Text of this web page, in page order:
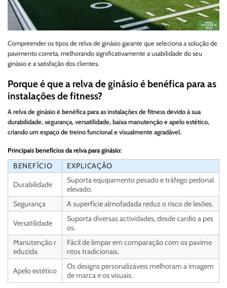
Compreender os tipos de relva de ginásio garante que seleciona a solução de
pavimento correta, melhorando significativamente a usabilidade do seu
ginásio e a satisfação dos clientes.
Porque é que a relva de ginásio é benéfica para as
instalações de fitness?
A relva de ginásio é benéfica para as instalações de fitness devido à sua
durabilidade, segurança, versatilidade, baixa manutenção e apelo estético,
criando um espaço de treino funcional e visualmente agradável.
Principais benefícios da relva para ginásio:
BENEFÍCIO EXPLICAÇÃO
Durabilidade
Suporta equipamento pesado e tráfego pedonal
elevado.
Segurança
A superfície almofadada reduz o risco de lesões.
Versatilidade
Suporta diversas actividades, desde cardio a pes
os.
Manutenção r
eduzida
Fácil de limpar em comparação com os pavime
ntos tradicionais.
Apelo estético
Os designs personalizáveis melhoram a imagem
de marca e os visuais.